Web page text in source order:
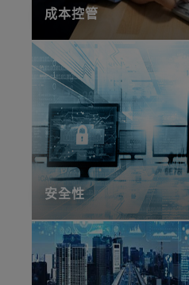
成本控管
安全性